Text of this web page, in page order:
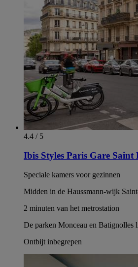
4.4 / 5
Ibis Styles Paris Gare Saint
Speciale kamers voor gezinnen
Midden in de Haussmann-wijk
2 minuten van het metrostation
De parken Monceau en Batignolles
Ontbijt inbegrepen